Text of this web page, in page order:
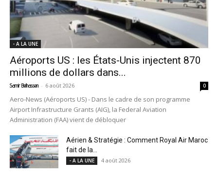
- A LA UNE
Aéroports US : les États-Unis injectent 870
millions de dollars dans...
Samir Belhassen - 6 août 2026 0
Aero-News (Aéroports US) - Dans le cadre de son programme
Airport Infrastructure Grants (AIG), la Federal Aviation
Administration (FAA) vient de débloquer
Aérien & Stratégie : Comment Royal Air Maroc
fait de la...
- A LA UNE 4 août 2026